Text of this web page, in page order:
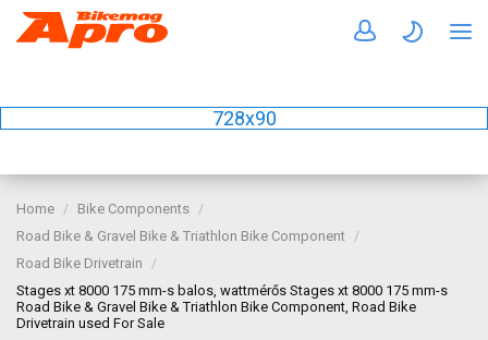
728x90
Home
Bike Components
Road Bike & Gravel Bike & Triathlon Bike Component
Road Bike Drivetrain
Stages xt 8000 175 mm-s balos, wattmérős Stages xt 8000 175 mm-s
Road Bike & Gravel Bike & Triathlon Bike Component, Road Bike
Drivetrain used For Sale